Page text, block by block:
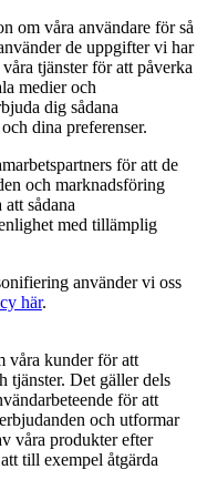
om våra användare för så
de uppgifter vi har
tjänster för att påverka
medier och
dig sådana
dina preferenser.
för att de
och marknadsföring
sådana
med tillämplig
använder vi oss
här.
våra kunder för att
tjänster. Det gäller dels
för att
och utformar
våra produkter efter
till exempel åtgärda